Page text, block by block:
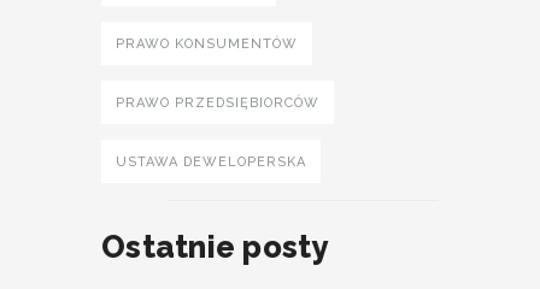
PRAWO KONSUMENTÓW
PRAWO PRZEDSIĘBIORCÓW
USTAWA DEWELOPERSKA
Ostatnie posty